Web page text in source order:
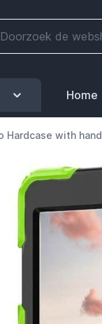
Home
Hardcase with